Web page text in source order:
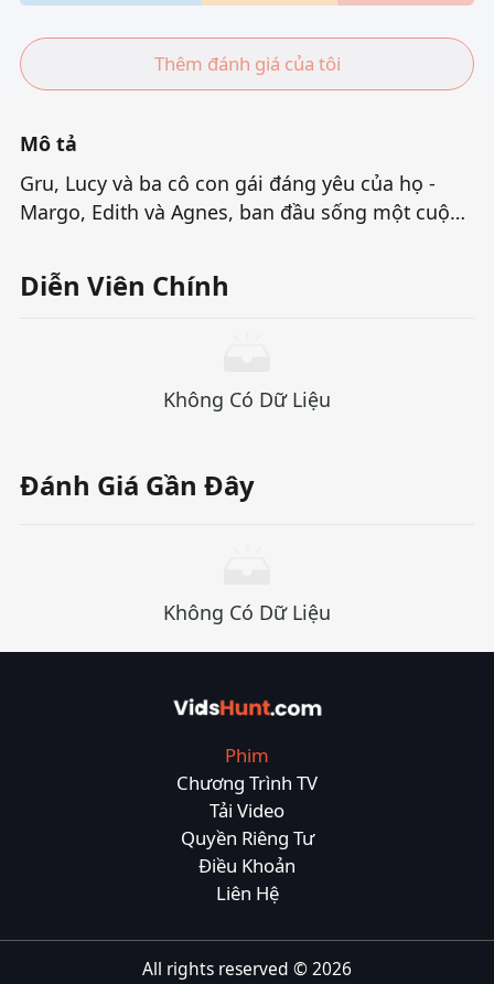
Thêm đánh giá của tôi
Mô tả
Gru, Lucy và ba cô con gái đáng yêu của họ -
Margo, Edith và Agnes, ban đầu sống một cuộc
nhiên, sự bình tĩnh này đã bị phá vỡ bởi một
thành viên mới bất ngờ: Gru Jr., em trai của anh
nhiều cách tinh nghịch. Đồng thời, quá khứ của
thủ cũ của anh ta, The Maxim Lemar quyến rũ
nhưng âm mưu, đi kèm với bạn gái bí ẩn, lạnh
dựa sát vào sự hỗn loạn và phiêu lưu, và đối
chống lại các nhân vật phản diện, mà còn là một
lên và thu thập tình yêu trong gió và mưa.
Diễn Viên Chính
Không Có Dữ Liệu
Đánh Giá Gần Đây
Không Có Dữ Liệu
Phim
Chương Trình TV
Tải Video
Quyền Riêng Tư
Điều Khoản
Liên Hệ
All rights reserved ©2026